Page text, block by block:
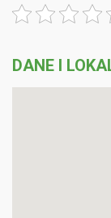
DANE I